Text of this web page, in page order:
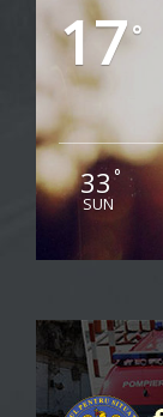
17°
33 °
SUN